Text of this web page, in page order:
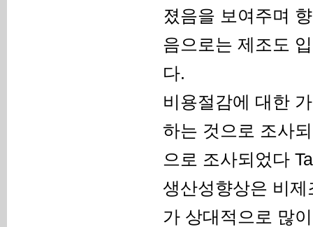
졌음을 보여주며
음으로는 제조도
다.
비용절감에 대한
하는 것으로 조사
으로 조사되었다
생산성향상은 비
가 상대적으로 많